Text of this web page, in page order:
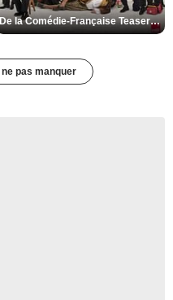
De la Comédie-Française Teaser VF
pas manquer